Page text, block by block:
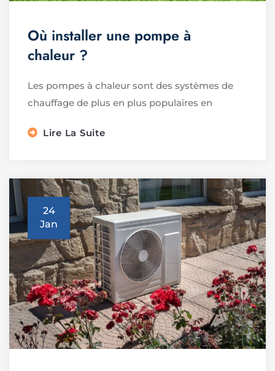
Où installer une pompe à
chaleur ?
Les pompes à chaleur sont des systèmes de
chauffage de plus en plus populaires en
Lire La Suite
24
Jan